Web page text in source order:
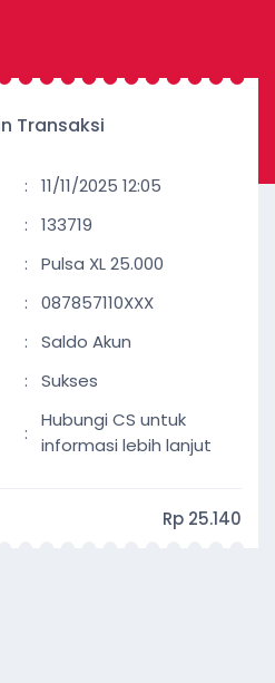
Transaksi
:
11/11/2025 12:05
:
133719
:
Pulsa XL 25.000
:
087857110XXX
:
Saldo Akun
: Sukses
:
Hubungi CS untuk
informasi lebih lanjut
Rp 25.140